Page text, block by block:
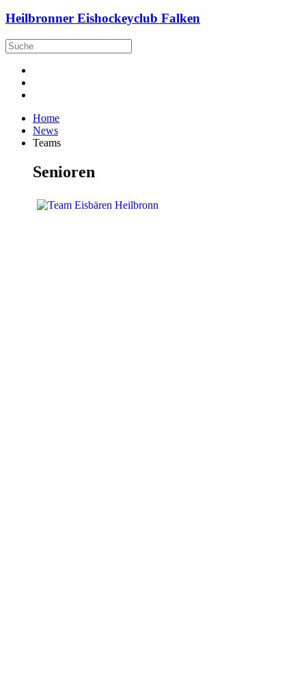
Heilbronner Eishockeyclub Falken
Home
News
Teams
Senioren